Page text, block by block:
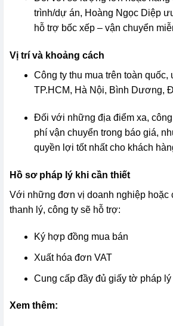
trình/dự án, Hoàng Ngọc Diệp
hỗ trợ bốc xếp – vận chuyển
Vị trí và khoảng cách
Công ty thu mua trên toàn
TP.HCM, Hà Nội, Bình Dương,
Đối với những địa điểm xa,
phí vận chuyển trong báo giá,
quyền lợi tốt nhất cho khách
Hồ sơ pháp lý khi cần thiết
Với những đơn vị doanh nghiệp hoặc
thanh lý, công ty sẽ hỗ trợ:
Ký hợp đồng mua bán
Xuất hóa đơn VAT
Cung cấp đầy đủ giấy tờ pháp
Xem thêm: